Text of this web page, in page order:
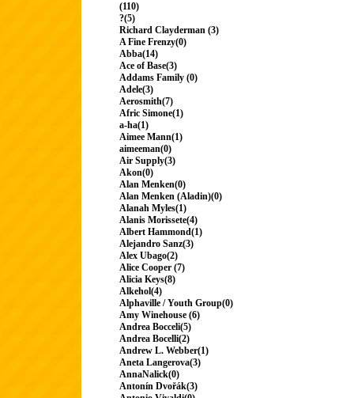
(110)
?(5)
Richard Clayderman (3)
A Fine Frenzy(0)
Abba(14)
Ace of Base(3)
Addams Family (0)
Adele(3)
Aerosmith(7)
Afric Simone(1)
a-ha(1)
Aimee Mann(1)
aimeeman(0)
Air Supply(3)
Akon(0)
Alan Menken(0)
Alan Menken (Aladin)(0)
Alanah Myles(1)
Alanis Morissete(4)
Albert Hammond(1)
Alejandro Sanz(3)
Alex Ubago(2)
Alice Cooper (7)
Alicia Keys(8)
Alkehol(4)
Alphaville / Youth Group(0)
Amy Winehouse (6)
Andrea Bocceli(5)
Andrea Bocelli(2)
Andrew L. Webber(1)
Aneta Langerova(3)
AnnaNalick(0)
Antonín Dvořák(3)